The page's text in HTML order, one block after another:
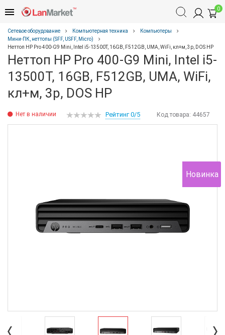
0
Сетевое оборудование Компьютерная техника
Компьютеры
Мини-ПК, неттопы (SFF, USFF, Micro)
Неттоп HP Pro 400-G9 Mini, Intel i5-13500T, 16GB, F512GB, UMA, WiFi, кл+м, 3р, DOS HP
Неттоп HP Pro 400-G9 Mini, Intel i5-
13500T, 16GB, F512GB, UMA, WiFi,
кл+м, 3р, DOS HP
Нет в наличии Код товара: 44657
Рейтинг 0/5
Новинка